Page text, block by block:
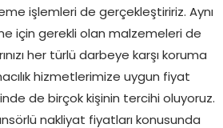
işlemleri de gerçekleştiririz. Aynı
için gerekli olan malzemeleri de
her türlü darbeye karşı koruma
hizmetlerimize uygun fiyat
de birçok kişinin tercihi oluyoruz.
nakliyat fiyatları konusunda